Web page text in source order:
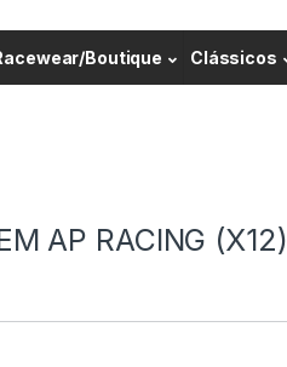
Boutique Clássicos
AP RACING (X12)